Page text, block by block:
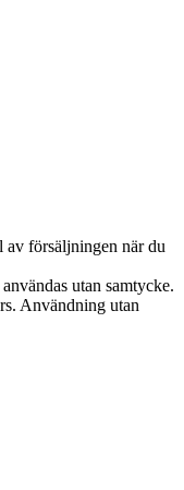
försäljningen när du
utan samtycke.
Användning utan